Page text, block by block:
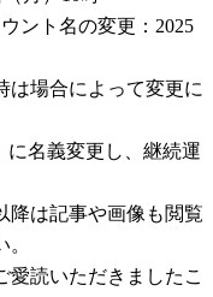
ント名の変更：2025
場合によって変更に
名義変更し、継続運
降は記事や画像も閲覧
愛読いただきましたこ